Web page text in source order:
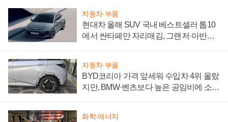
자동차·부품
현대차 올해 SUV 국내 베스트셀러 톱10
에서 싼타페만 자리매김, 그랜저·아반떼
자동차·부품
BYD코리아 가격 앞세워 수입차 4위 올랐
지만, BMW·벤츠보다 높은 공임비에 소비
화학·에너지